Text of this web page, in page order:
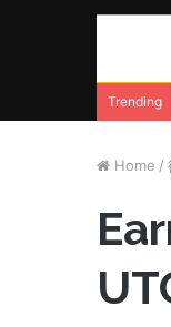
Trending
Home /